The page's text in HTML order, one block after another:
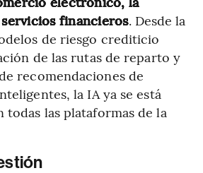
financieros. Desde la
de riesgo crediticio
de las rutas de reparto y
recomendaciones de
la IA ya se está
las plataformas de la